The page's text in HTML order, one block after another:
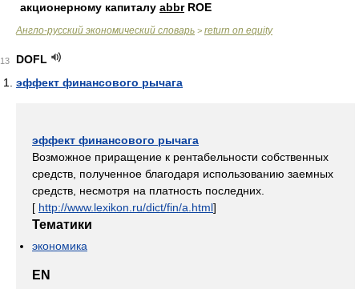
акционерному капиталу abbrROE
Англо-русский экономический словарь > return on equity
13
DOFL
эффект финансового рычага
эффект финансового рычага
Возможное приращение к рентабельности собственных
средств, полученное благодаря использованию заемных
средств, несмотря на платность последних.
[ http://www.lexikon.ru/dict/fin/a.html]
Тематики
экономика
EN